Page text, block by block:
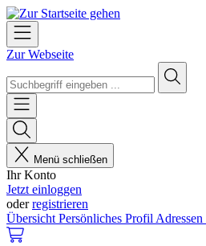
Zur Webseite
Menü schließen
Ihr Konto
Jetzt einloggen
oderregistrieren
Übersicht Persönliches Profil Adressen